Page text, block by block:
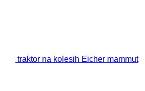
traktor na kolesih Eicher mammut